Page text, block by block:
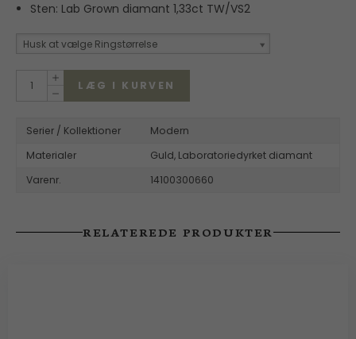
Sten: Lab Grown diamant 1,33ct TW/VS2
Husk at vælge Ringstørrelse
LÆG I KURVEN
Serier / Kollektioner
Modern
Materialer
Guld, Laboratoriedyrket diamant
Varenr.
14100300660
RELATEREDE PRODUKTER